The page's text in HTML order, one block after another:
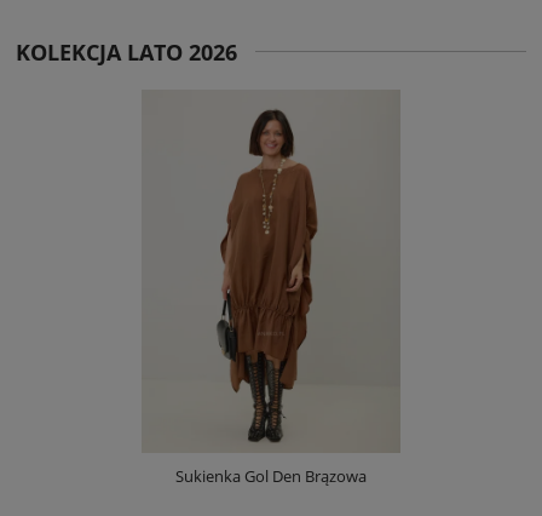
KOLEKCJA LATO 2026
Sukienka Gol Den Brązowa